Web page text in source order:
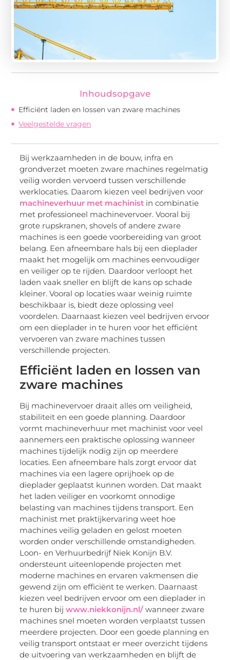
Inhoudsopgave
Efficiënt laden en lossen van zware machines
Veelgestelde vragen
Bij werkzaamheden in de bouw, infra en
grondverzet moeten zware machines regelmatig
veilig worden vervoerd tussen verschillende
werklocaties. Daarom kiezen veel bedrijven voor
machineverhuur met machinist in combinatie
met professioneel machinevervoer. Vooral bij
grote rupskranen, shovels of andere zware
machines is een goede voorbereiding van groot
belang. Een afneembare hals bij een dieplader
maakt het mogelijk om machines eenvoudiger
en veiliger op te rijden. Daardoor verloopt het
laden vaak sneller en blijft de kans op schade
kleiner. Vooral op locaties waar weinig ruimte
beschikbaar is, biedt deze oplossing veel
voordelen. Daarnaast kiezen veel bedrijven ervoor
om een dieplader in te huren voor het efficiënt
vervoeren van zware machines tussen
verschillende projecten.
Efficiënt laden en lossen van
zware machines
Bij machinevervoer draait alles om veiligheid,
stabiliteit en een goede planning. Daardoor
vormt machineverhuur met machinist voor veel
aannemers een praktische oplossing wanneer
machines tijdelijk nodig zijn op meerdere
locaties. Een afneembare hals zorgt ervoor dat
machines via een lagere oprijhoek op de
dieplader geplaatst kunnen worden. Dat maakt
het laden veiliger en voorkomt onnodige
belasting van machines tijdens transport. Een
machinist met praktijkervaring weet hoe
machines veilig geladen en gelost moeten
worden onder verschillende omstandigheden.
Loon- en Verhuurbedrijf Niek Konijn B.V.
ondersteunt uiteenlopende projecten met
moderne machines en ervaren vakmensen die
gewend zijn om efficiënt te werken. Daarnaast
kiezen veel bedrijven ervoor om een dieplader in
te huren bijwww.niekkonijn.nl/ wanneer zware
machines snel moeten worden verplaatst tussen
meerdere projecten. Door een goede planning en
veilig transport ontstaat er meer overzicht tijdens
de uitvoering van werkzaamheden en blijft de